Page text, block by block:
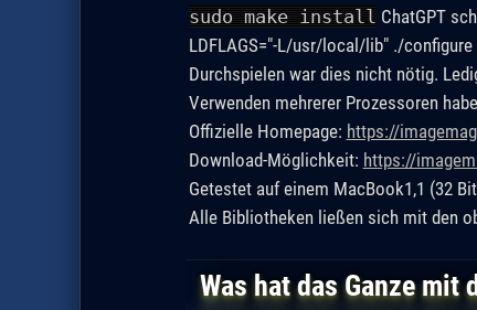
sudo make installChatGPT
LDFLAGS="-L/usr/local/lib" ./
Durchspielen war dies nicht nötig.
Verwenden mehrerer Prozessoren
Offizielle Homepage: https://
Download-Möglichkeit: https://
Getestet auf einem MacBook1,1 (32
Alle Bibliotheken ließen sich mit den
Was hat das Ganze mit